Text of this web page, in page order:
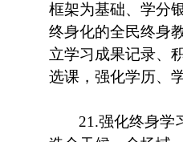
框架为基础、学分
终身化的全民终身
立学习成果记录、
选课，强化学历、
21.强化终身学